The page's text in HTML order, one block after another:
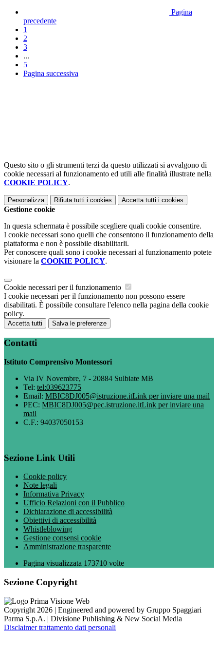
Pagina
precedente
1
2
3
...
5
Pagina successiva
Questo sito o gli strumenti terzi da questo utilizzati si avvalgono di
cookie necessari al funzionamento ed utili alle finalità illustrate nella
COOKIE POLICY.
Personalizza Rifiuta tutti i cookies Accetta tutti i cookies
Gestione cookie
In questa schermata è possibile scegliere quali cookie consentire.
I cookie necessari sono quelli che consentono il funzionamento della
piattaforma e non è possibile disabilitarli.
Per conoscere quali sono i cookie necessari al funzionamento potete
visionare la COOKIE POLICY.
Cookie necessari per il funzionamento
I cookie necessari per il funzionamento non possono essere
disabilitati. È possibile consultare l'elenco nella pagina della cookie
policy.
Accetta tutti Salva le preferenze
Contatti
Istituto Comprensivo Montessori
Via IV Novembre, 7 - 20884 Sulbiate MB
Tel: tel:039623775
Email: MBIC8DJ005@istruzione.itLink per inviare una mail
PEC: MBIC8DJ005@pec.istruzione.itLink per inviare una
mail
C.F.: 94037050153
Sezione Link Utili
Cookie policy
Note legali
Informativa Privacy
Ufficio Relazioni con il Pubblico
Dichiarazione di accessibilità
Obiettivi di accessibilità
Whistleblowing
Gestione consensi cookie
Amministrazione trasparente
Pagina visualizzata 173710 volte
Sezione Copyright
Copyright 2026 | Engineered and powered by Gruppo Spaggiari
Parma S.p.A. | Divisione Publishing & New Social Media
Disclaimer trattamento dati personali